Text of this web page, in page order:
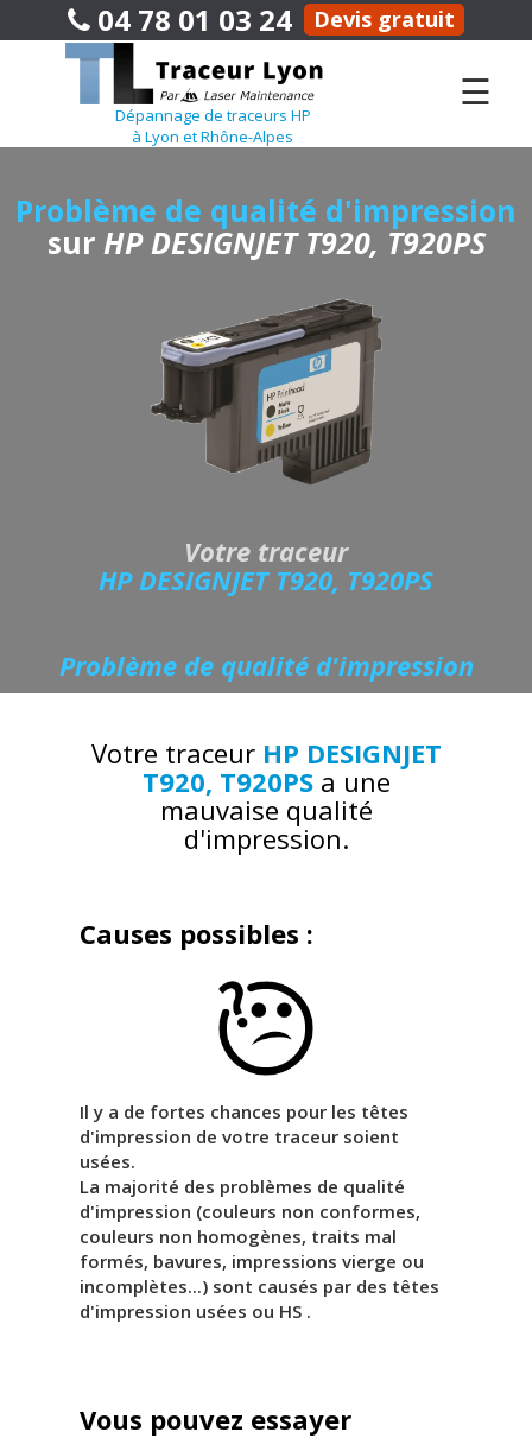
04 78 01 03 24 Devis gratuit
Dépannage de traceurs HP
à Lyon et Rhône-Alpes
☰
Problème de qualité d'impression
sur HP DESIGNJET T920, T920PS
Votre traceur
HP DESIGNJET T920, T920PS
Problème de qualité d'impression
Votre traceur HP DESIGNJET
T920, T920PSa une
mauvaise qualité
d'impression.
Causes possibles :
Il y a de fortes chances pour les têtes
d'impression de votre traceur soient
usées.
La majorité des problèmes de qualité
d'impression (couleurs non conformes,
couleurs non homogènes, traits mal
formés, bavures, impressions vierge ou
incomplètes...) sont causés par des têtes
d'impression usées ou HS .
Vous pouvez essayer